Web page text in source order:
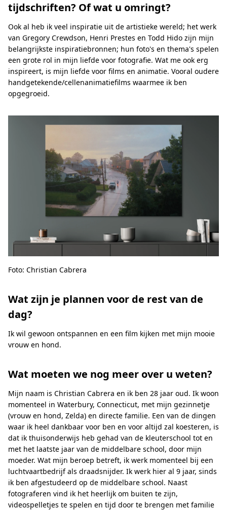
tijdschriften? Of wat u omringt?
Ook al heb ik veel inspiratie uit de artistieke wereld; het werk
van Gregory Crewdson, Henri Prestes en Todd Hido zijn mijn
belangrijkste inspiratiebronnen; hun foto's en thema's spelen
een grote rol in mijn liefde voor fotografie. Wat me ook erg
inspireert, is mijn liefde voor films en animatie. Vooral oudere
handgetekende/cellenanimatiefilms waarmee ik ben
opgegroeid.
Foto: Christian Cabrera
Wat zijn je plannen voor de rest van de
dag?
Ik wil gewoon ontspannen en een film kijken met mijn mooie
vrouw en hond.
Wat moeten we nog meer over u weten?
Mijn naam is Christian Cabrera en ik ben 28 jaar oud. Ik woon
momenteel in Waterbury, Connecticut, met mijn gezinnetje
(vrouw en hond, Zelda) en directe familie. Een van de dingen
waar ik heel dankbaar voor ben en voor altijd zal koesteren, is
dat ik thuisonderwijs heb gehad van de kleuterschool tot en
met het laatste jaar van de middelbare school, door mijn
moeder. Wat mijn beroep betreft, ik werk momenteel bij een
luchtvaartbedrijf als draadsnijder. Ik werk hier al 9 jaar, sinds
ik ben afgestudeerd op de middelbare school. Naast
fotograferen vind ik het heerlijk om buiten te zijn,
videospelletjes te spelen en tijd door te brengen met familie